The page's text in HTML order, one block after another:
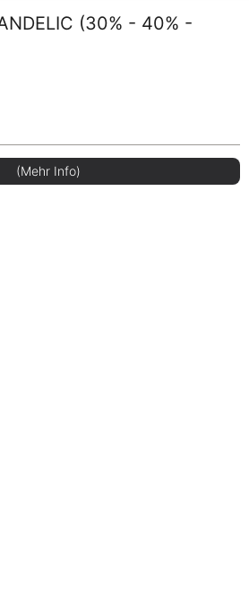
(30% - 40% -
(Mehr Info)